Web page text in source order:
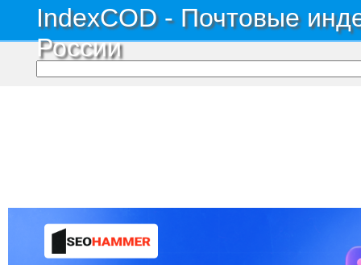
IndexCOD - Почтовые
России